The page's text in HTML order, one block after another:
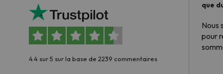
4.4 sur 5 sur la base de 2239 commentaires
que
Nous
pour